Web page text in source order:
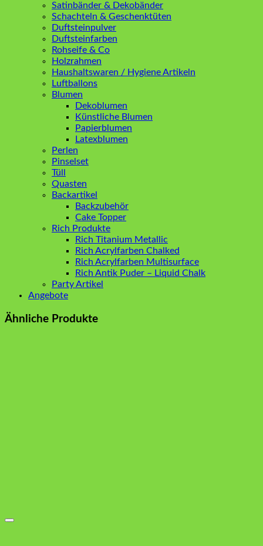
Satinbänder & Dekobänder
Schachteln & Geschenktüten
Duftsteinpulver
Duftsteinfarben
Rohseife & Co
Holzrahmen
Haushaltswaren / Hygiene Artikeln
Luftballons
Blumen
Dekoblumen
Künstliche Blumen
Papierblumen
Latexblumen
Perlen
Pinselset
Tüll
Quasten
Backartikel
Backzubehör
Cake Topper
Rich Produkte
Rich Titanium Metallic
Rich Acrylfarben Chalked
Rich Acrylfarben Multisurface
Rich Antik Puder – Liquid Chalk
Party Artikel
Angebote
Ähnliche Produkte